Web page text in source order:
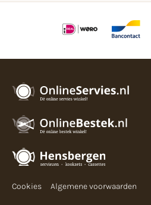
Cookies Algemene voorwaarden